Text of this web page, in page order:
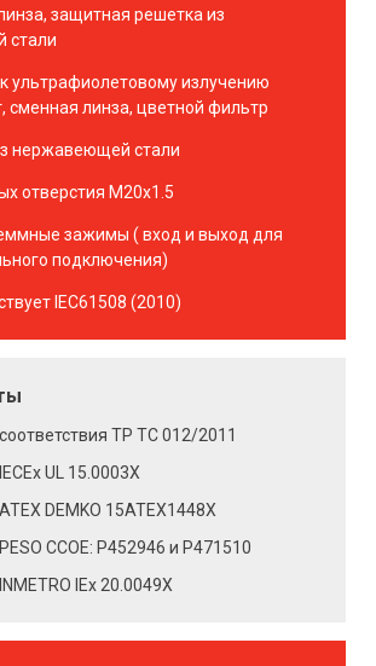
защитная решетка из
стали
ультрафиолетовому излучению
сменная линза, цветной фильтр
нержавеющей стали
отверстия М20х1.5
зажимы ( вход и выход для
подключения)
IEC61508 (2010)
ТР ТС 012/2011
UL 15.0003X
DEMKO 15ATEX1448X
CCOE: P452946 и P471510
IEx 20.0049X